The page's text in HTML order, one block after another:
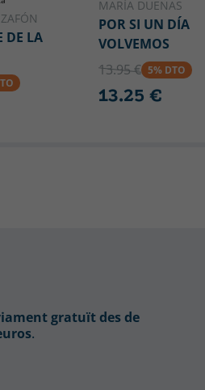
DE LA
MARÍA DUEÑAS
POR SI UN DÍA
VOLVEMOS
13.95 € 5% DTO
13.25 €
gratuït des de
.